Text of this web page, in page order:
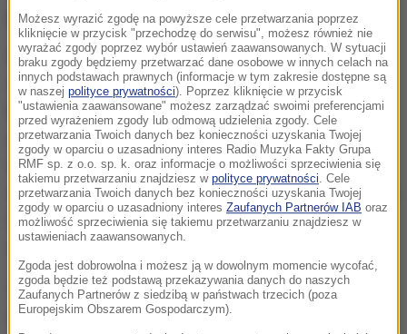
pożyteczne.
Plany resortu zakładają stworzenie zasobu
więziennej siły roboczej, z którego mogłyby
korzystać samorządy. Gminy i powiaty miałyby
zgłaszać do dyrektorów więzień, że potrzebują
więźniów do prac interwencyjnych przy budowie
dróg, chodników, remontach czy przy porządkowaniu
terenu. Osadzeni mieliby też pomagać osobom
starszym, chorym i niepełnosprawnym.
Z więzień mają za to zniknąć wszelkie udogodnienia
i atrakcje dla więźniów.Przede wszystkim tak zwane
Możesz wyrazić zgodę na powyższe cele przetwarzania poprzez
kliknięcie w przycisk "przechodzę do serwisu", możesz również nie
wyrażać zgody poprzez wybór ustawień zaawansowanych. W sytuacji
braku zgody będziemy przetwarzać dane osobowe w innych celach na
innych podstawach prawnych (informacje w tym zakresie dostępne są
w naszej polityce prywatności). Poprzez kliknięcie w przycisk
"ustawienia zaawansowane" możesz zarządzać swoimi preferencjami
przed wyrażeniem zgody lub odmową udzielenia zgody. Cele
przetwarzania Twoich danych bez konieczności uzyskania Twojej
zgody w oparciu o uzasadniony interes Radio Muzyka Fakty Grupa
RMF sp. z o.o. sp. k. oraz informacje o możliwości sprzeciwienia się
takiemu przetwarzaniu znajdziesz w polityce prywatności. Cele
przetwarzania Twoich danych bez konieczności uzyskania Twojej
zgody w oparciu o uzasadniony interes Zaufanych Partnerów IAB oraz
możliwość sprzeciwienia się takiemu przetwarzaniu znajdziesz w
ustawieniach zaawansowanych.
Zgoda jest dobrowolna i możesz ją w dowolnym momencie wycofać,
zgoda będzie też podstawą przekazywania danych do naszych
Zaufanych Partnerów z siedzibą w państwach trzecich (poza
Europejskim Obszarem Gospodarczym).